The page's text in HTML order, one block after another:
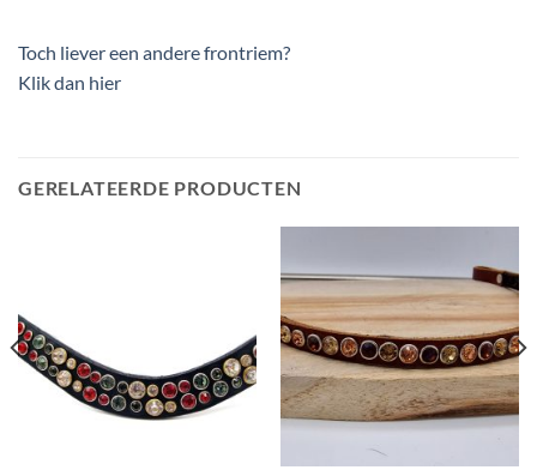
Toch liever een andere frontriem?
Klik dan hier
GERELATEERDE PRODUCTEN